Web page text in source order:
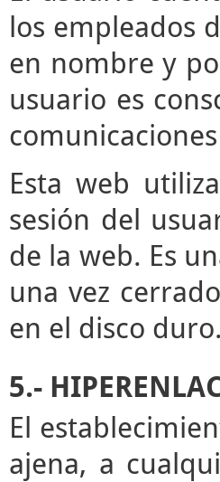
los empleados
en nombre y
usuario es
Esta web
sesión del
de la web. Es
una vez
en el disco duro.
5.-
El
ajena, a